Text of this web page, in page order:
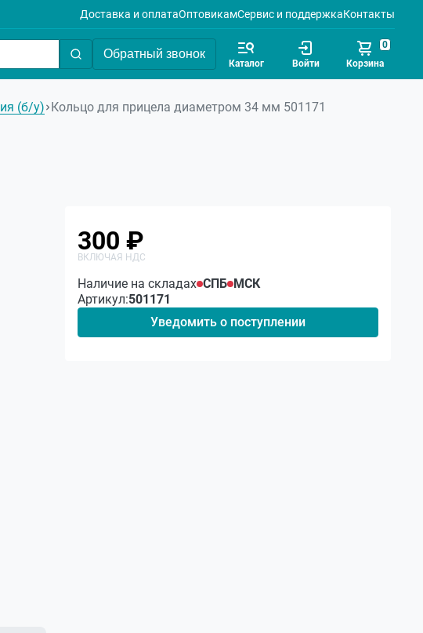
Доставка и оплатаОптовикамСервис и поддержкаКонтакты
Обратный звонок
Каталог Войти Корзина
0
(б/у) Кольцо для прицела диаметром 34 мм 501171
300 ₽
Наличие на складах СПБ МСК
Артикул:501171
Уведомить о поступлении